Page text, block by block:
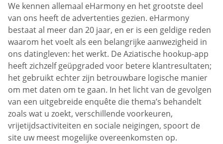
We kennen allemaal eHarmony en het grootste deel
van ons heeft de advertenties gezien. eHarmony
bestaat al meer dan 20 jaar, en er is een geldige reden
waarom het voelt als een belangrijke aanwezigheid in
ons datingleven: het werkt. De Aziatische hookup-app
heeft zichzelf geüpgraded voor betere klantresultaten;
het gebruikt echter zijn betrouwbare logische manier
om met daten om te gaan. In het licht van de gevolgen
van een uitgebreide enquête die thema’s behandelt
zoals wat u zoekt, verschillende voorkeuren,
vrijetijdsactiviteiten en sociale neigingen, spoort de
site uw meest mogelijke overeenkomsten op.